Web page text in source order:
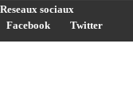
Reseaux sociaux
Facebook
Twitter